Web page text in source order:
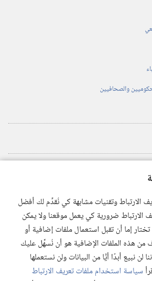
الارتباط وتقنيات مشابهة كي نُقدِّم لك أفضل
ضرورية كي يعمل موقعنا ولا يمكن
إما أن تقبل استعمال ملفات إضافية أو
من هذه الملفات الإضافية هو أن نُسهِّل عليك
لن نبيع أبدًا أيًّا من البيانات ولن نستعملها
سياسة استخدام ملفات تعريف الارتباط
والصحافيين